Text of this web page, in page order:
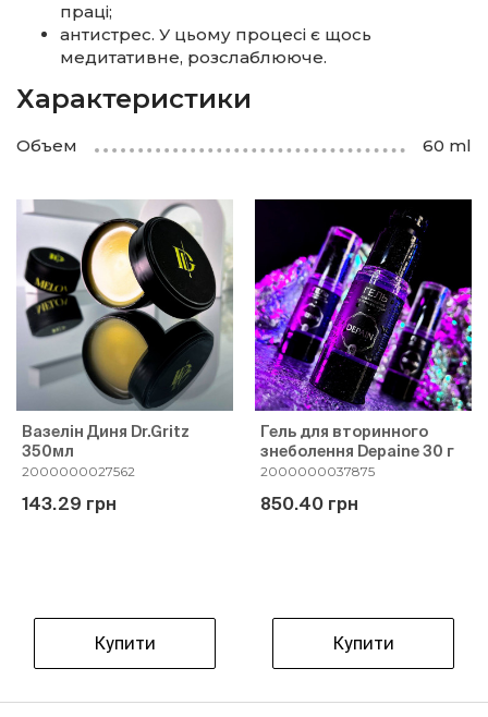
праці;
антистрес. У цьому процесі є щось
медитативне, розслаблююче.
Характеристики
Объем 60 ml
Вазелін Диня Dr.Gritz
350мл
2000000027562
143.29 грн
Купити
Гель для вторинного
знеболення Depaine 30 г
2000000037875
850.40 грн
Купити